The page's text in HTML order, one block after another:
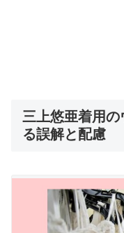
三上悠亜着用
る誤解と配慮